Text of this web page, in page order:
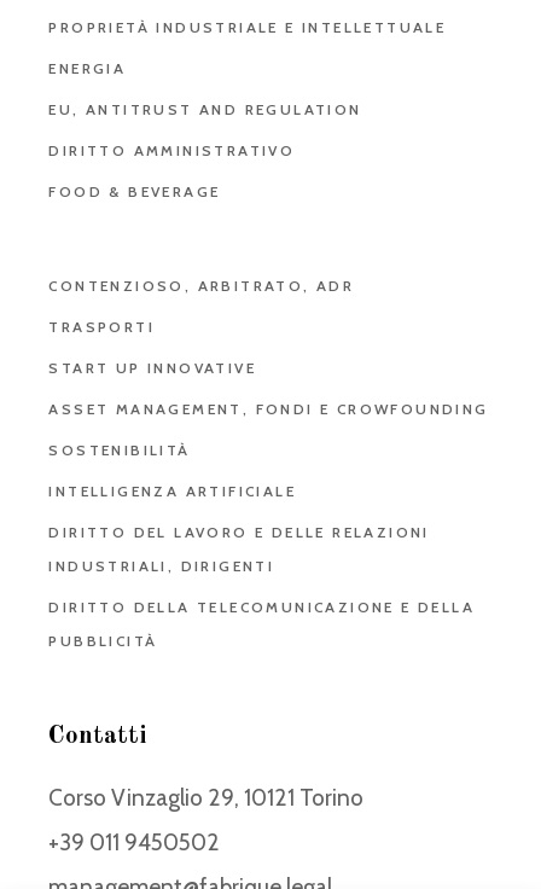
PROPRIETÀ INDUSTRIALE E INTELLETTUALE
ENERGIA
EU, ANTITRUST AND REGULATION
DIRITTO AMMINISTRATIVO
FOOD & BEVERAGE
CONTENZIOSO, ARBITRATO, ADR
TRASPORTI
START UP INNOVATIVE
ASSET MANAGEMENT, FONDI E CROWFOUNDING
SOSTENIBILITÀ
INTELLIGENZA ARTIFICIALE
DIRITTO DEL LAVORO E DELLE RELAZIONI
INDUSTRIALI, DIRIGENTI
DIRITTO DELLA TELECOMUNICAZIONE E DELLA
PUBBLICITÀ
Contatti
Corso Vinzaglio 29, 10121 Torino
+39 011 9450502